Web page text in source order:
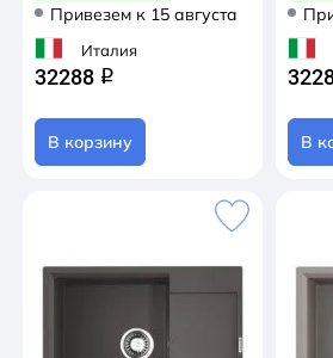
Привезем к 15 августа
Италия
32288 q
В корзину В